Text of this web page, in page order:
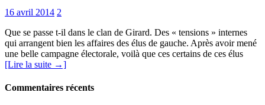
16 avril 2014 2
Que se passe t-il dans le clan de Girard. Des « tensions » internes
qui arrangent bien les affaires des élus de gauche. Après avoir mené
une belle campagne électorale, voilà que ces certains de ces élus
[Lire la suite →]
Commentaires récents